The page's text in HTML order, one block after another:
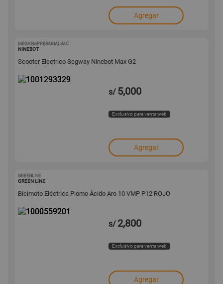
Agregar
MEGAEMPRESARIALSAC
NINEBOT
Scooter Electrico Segway Ninebot Max G2
s/ 5,000
Exclusivo para venta web
Agregar
GREENLINE
GREEN LINE
Bicimoto Eléctrica Plomo Ácido Aro 10 VMP P12 ROJO
s/ 2,800
Exclusivo para venta web
Agregar